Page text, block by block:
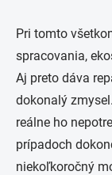
Pri tomto
spracovania,
Aj preto dáva
dokonalý
reálne ho
prípadoch
niekoľkoročný